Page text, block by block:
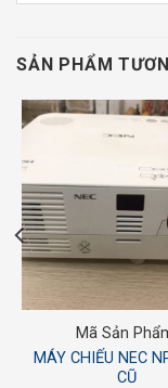
SẢN PHẨM
Mã Sản
MÁY CHIẾU NEC
CŨ